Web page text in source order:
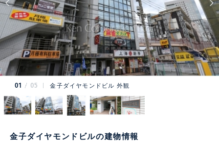
01 05 金子ダイヤモンドビル 外観
金子ダイヤモンドビルの建物情報